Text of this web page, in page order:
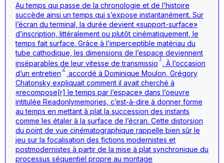
Au temps qui passe de la chronologie et de l’histoire
succède ainsi un temps qui s’expose instantanément. Sur
l’écran du terminal, la durée devient «support-surface»
d’inscription, littéralement ou plutôt cinématiquement, le
temps fait surface. Grâce à l’imperceptible matériau du
tube cathodique, les dimensions de l’espace deviennent
inséparables de leur vitesse de transmissio
1
. À l’occasion
d’un entretien
2
accordé à Dominique Moulon, Grégory
Chatonsky expliquait comment il avait cherché à
«recompose[r] le temps par l’espace» dans l’oeuvre
intitulée Readonlymemories, c’est-à-dire à donner forme
au temps en mettant à plat la succession des instants
comme les étaler à la surface de l’écran. Cette distorsion
du point de vue cinématographique rappelle bien sûr le
jeu sur la focalisation des fictions modernistes et
postmodernistes à partir de la mise à plat synchronique du
processus séquentiel propre au montage